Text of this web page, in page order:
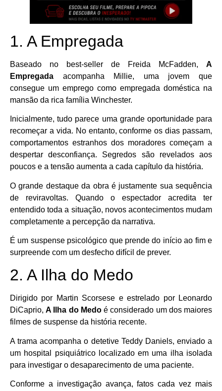
1. A Empregada
Baseado no best-seller de Freida McFadden, A
Empregada acompanha Millie, uma jovem que
consegue um emprego como empregada doméstica na
mansão da rica família Winchester.
Inicialmente, tudo parece uma grande oportunidade para
recomeçar a vida. No entanto, conforme os dias passam,
comportamentos estranhos dos moradores começam a
despertar desconfiança. Segredos são revelados aos
poucos e a tensão aumenta a cada capítulo da história.
O grande destaque da obra é justamente sua sequência
de reviravoltas. Quando o espectador acredita ter
entendido toda a situação, novos acontecimentos mudam
completamente a percepção da narrativa.
É um suspense psicológico que prende do início ao fim e
surpreende com um desfecho difícil de prever.
2. A Ilha do Medo
Dirigido por Martin Scorsese e estrelado por Leonardo
DiCaprio,A Ilha do Medoé considerado um dos maiores
filmes de suspense da história recente.
A trama acompanha o detetive Teddy Daniels, enviado a
um hospital psiquiátrico localizado em uma ilha isolada
para investigar o desaparecimento de uma paciente.
Conforme a investigação avança, fatos cada vez mais